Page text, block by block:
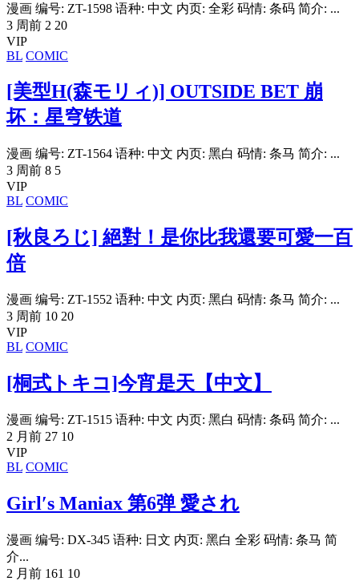
漫画 编号: ZT-1598 语种: 中文 内页: 全彩 码情: 条码 简介: ...
3 周前 2 20
VIP
BL COMIC
[美型H(森モリィ)] OUTSIDE BET 崩
坏：星穹铁道
漫画 编号: ZT-1564 语种: 中文 内页: 黑白 码情: 条马 简介: ...
3 周前 8 5
VIP
BL COMIC
[秋良ろじ] 絕對！是你比我還要可愛一百
倍
漫画 编号: ZT-1552 语种: 中文 内页: 黑白 码情: 条马 简介: ...
3 周前 10 20
VIP
BL COMIC
[桐式トキコ]今宵是天【中文】
漫画 编号: ZT-1515 语种: 中文 内页: 黑白 码情: 条码 简介: ...
2 月前 27 10
VIP
BL COMIC
Girl′s Maniax 第6弹 愛され
漫画 编号: DX-345 语种: 日文 内页: 黑白 全彩 码情: 条马 简
介...
2 月前 161 10